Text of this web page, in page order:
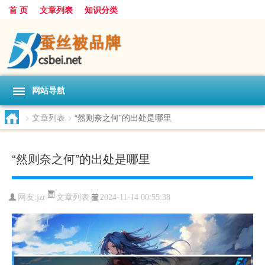
首 页 文章列表 知识分类
网站导航
> 文章列表 > “然则奈之何”的出处是哪里
“然则奈之何”的出处是哪里
网友:jzr 文章列表 2024-11-14 00:55:38